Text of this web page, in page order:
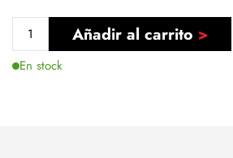
Añadir al carrito
En stock